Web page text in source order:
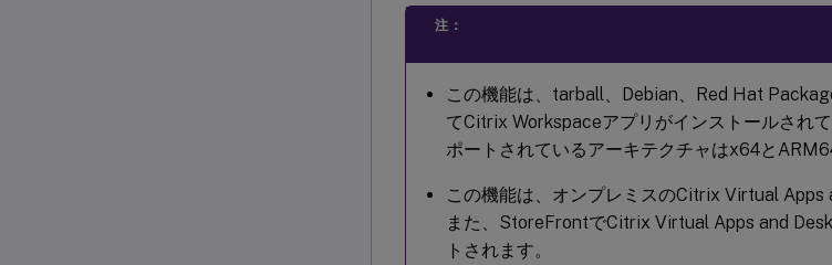
注：
この機能は、tarball、Debian、Red Hat
てCitrix Workspaceアプリがインストールされ
ポートされているアーキテクチャはx64と
この機能は、オンプレミスのCitrix Virtual Apps
また、StoreFrontでCitrix Virtual Apps and
トされます。